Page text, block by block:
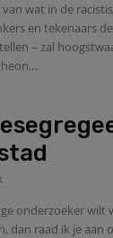
wat in de
en tekenaars
– zal
onderzoeker
dan raad ik je aan